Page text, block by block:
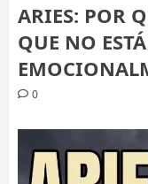
ARIES: POR
QUE NO
0